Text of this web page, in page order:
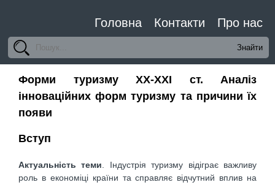
Головна Контакти Про нас
Форми туризму ХХ-ХХІ ст. Аналіз
інноваційних форм туризму та причини їх
появи
Вступ
Актуальність теми. Індустрія туризму відіграє важливу
роль в економіці країни та справляє відчутний вплив на